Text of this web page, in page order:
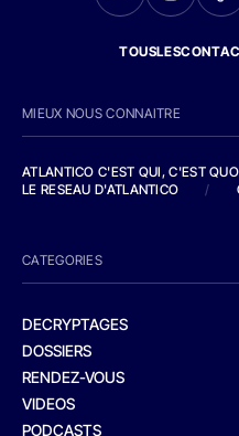
MIEUX NOUS CONNAITRE
ATLANTICO C'EST QUI, C'EST
LE RESEAU D'ATLANTICO
/
CATEGORIES
DECRYPTAGES
DOSSIERS
RENDEZ-VOUS
VIDEOS
PODCASTS